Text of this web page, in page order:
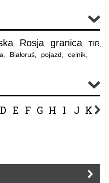
, Rosja, granica, TIR,
, Białoruś, pojazd, celnik,
D E F G H I J K L